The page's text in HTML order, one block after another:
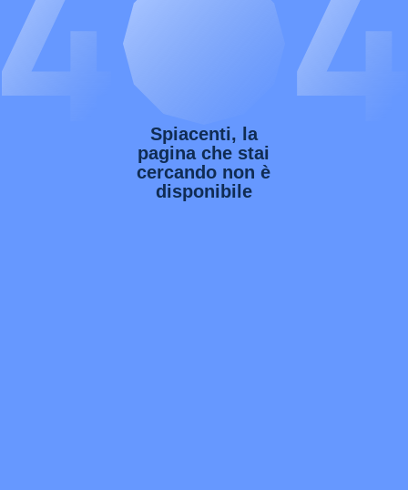
Spiacenti, la
pagina che stai
cercando non è
disponibile